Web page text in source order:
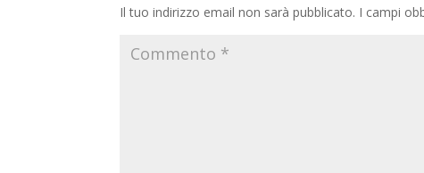
Il tuo indirizzo email non sarà pubblicato. I campi